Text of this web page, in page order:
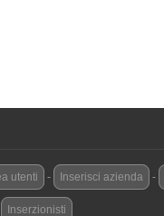
utenti - Inserisci azienda -
Inserzionisti